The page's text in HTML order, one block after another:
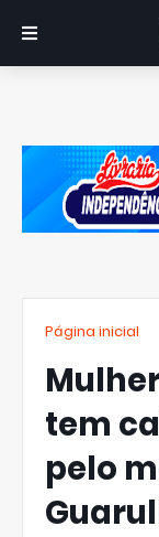
Página inicial
tem
pelo